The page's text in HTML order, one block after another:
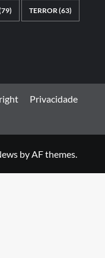
TERROR(63)
Privacidade
by AF themes.